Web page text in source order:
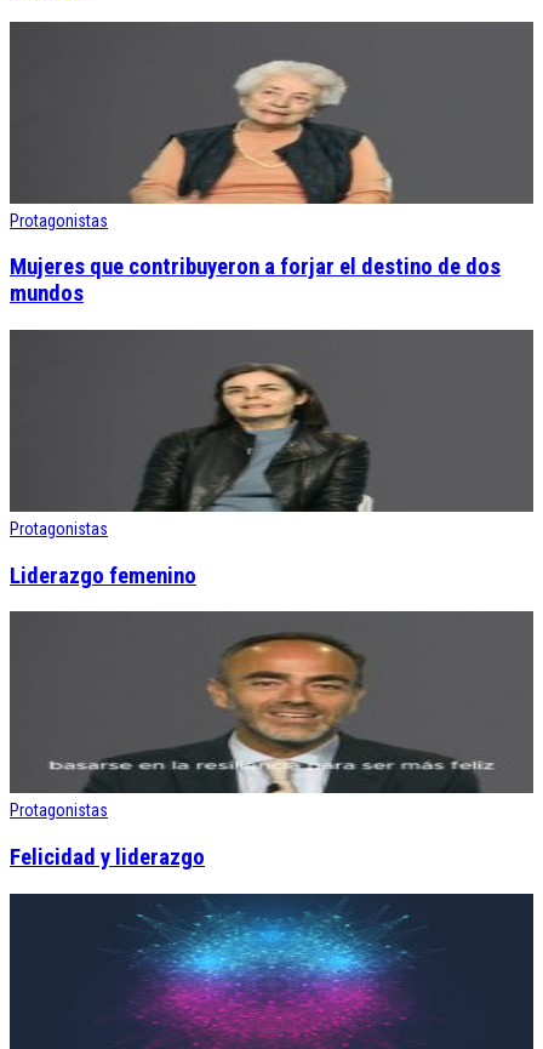
Protagonistas
Mujeres que contribuyeron a forjar el destino de dos
mundos
Protagonistas
Liderazgo femenino
Protagonistas
Felicidad y liderazgo